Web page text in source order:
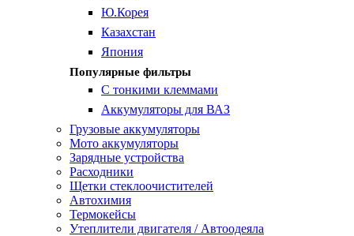
Ю.Корея
Казахстан
Япония
Популярные фильтры
С тонкими клеммами
Аккумуляторы для ВАЗ
Грузовые аккумуляторы
Мото аккумуляторы
Зарядные устройства
Расходники
Щетки стеклоочистителей
Автохимия
Термокейсы
Утеплители двигателя / Автоодеяла